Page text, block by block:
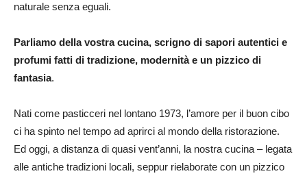
naturale senza eguali.
Parliamo della vostra cucina, scrigno di sapori autentici e
profumi fatti di tradizione, modernità e un pizzico di
fantasia.
Nati come pasticceri nel lontano 1973, l’amore per il buon cibo
ci ha spinto nel tempo ad aprirci al mondo della ristorazione.
Ed oggi, a distanza di quasi vent’anni, la nostra cucina – legata
alle antiche tradizioni locali, seppur rielaborate con un pizzico